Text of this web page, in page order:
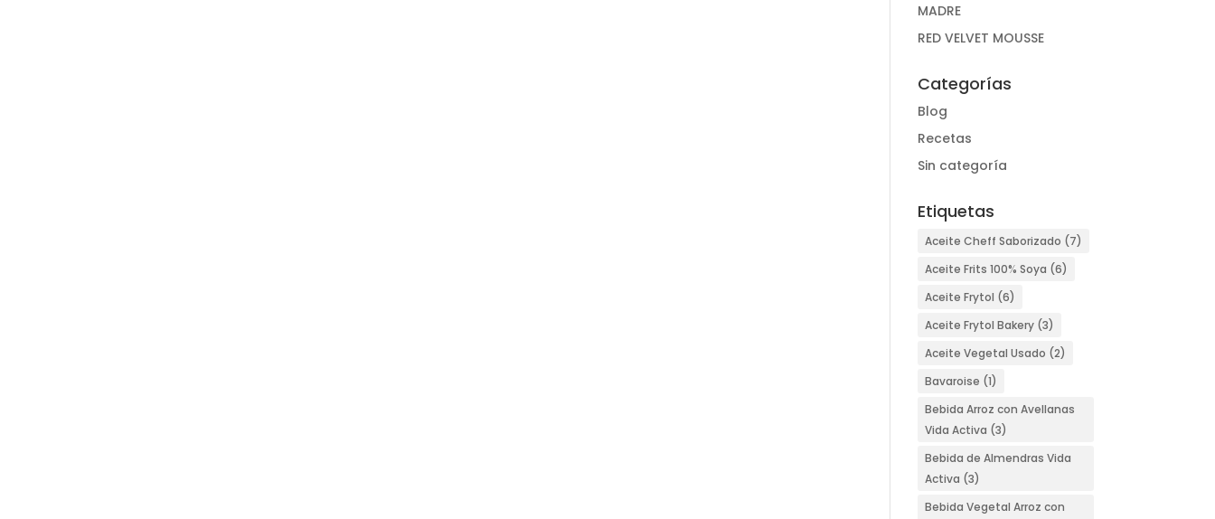
MADRE
RED VELVET MOUSSE
Categorías
Blog
Recetas
Sin categoría
Etiquetas
Aceite Cheff Saborizado (7)
Aceite Frits 100% Soya (6)
Aceite Frytol (6)
Aceite Frytol Bakery (3)
Aceite Vegetal Usado (2)
Bavaroise (1)
Bebida Arroz con Avellanas
Vida Activa (3)
Bebida de Almendras Vida
Activa (3)
Bebida Vegetal Arroz con